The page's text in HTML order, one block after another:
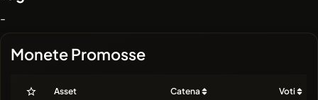
-
Monete Promosse
Asset Catena Voti